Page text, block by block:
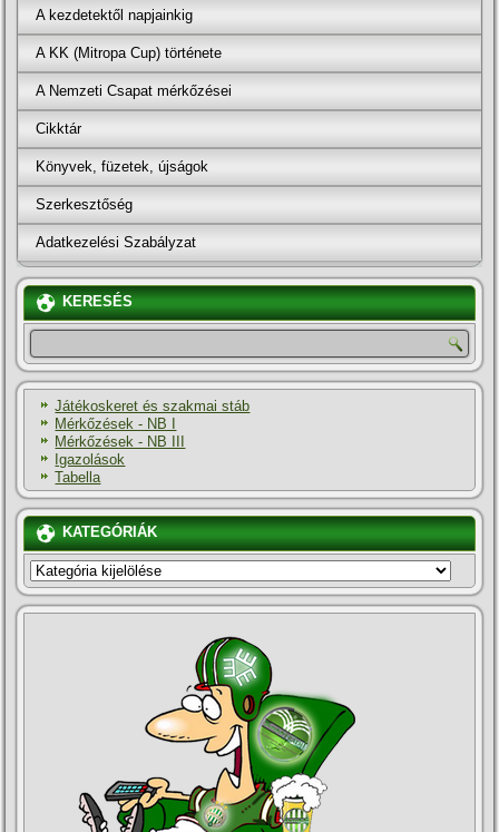
A kezdetektől napjainkig
A KK (Mitropa Cup) története
A Nemzeti Csapat mérkőzései
Cikktár
Könyvek, füzetek, újságok
Szerkesztőség
Adatkezelési Szabályzat
KERESÉS
Játékoskeret és szakmai stáb
Mérkőzések - NB I
Mérkőzések - NB III
Igazolások
Tabella
KATEGÓRIÁK
KATEGÓRIÁK